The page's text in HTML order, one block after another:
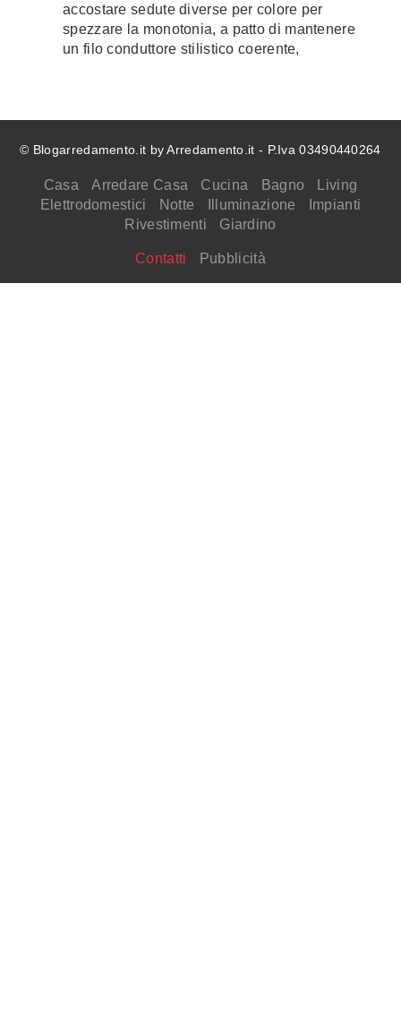
accostare sedute diverse per colore per
spezzare la monotonia, a patto di mantenere
un filo conduttore stilistico coerente,
© Blogarredamento.it by Arredamento.it - P.Iva 03490440264
Casa Arredare Casa Cucina Bagno
Living
Elettrodomestici
Notte Illuminazione
Impianti
Rivestimenti
Giardino
Contatti Pubblicità